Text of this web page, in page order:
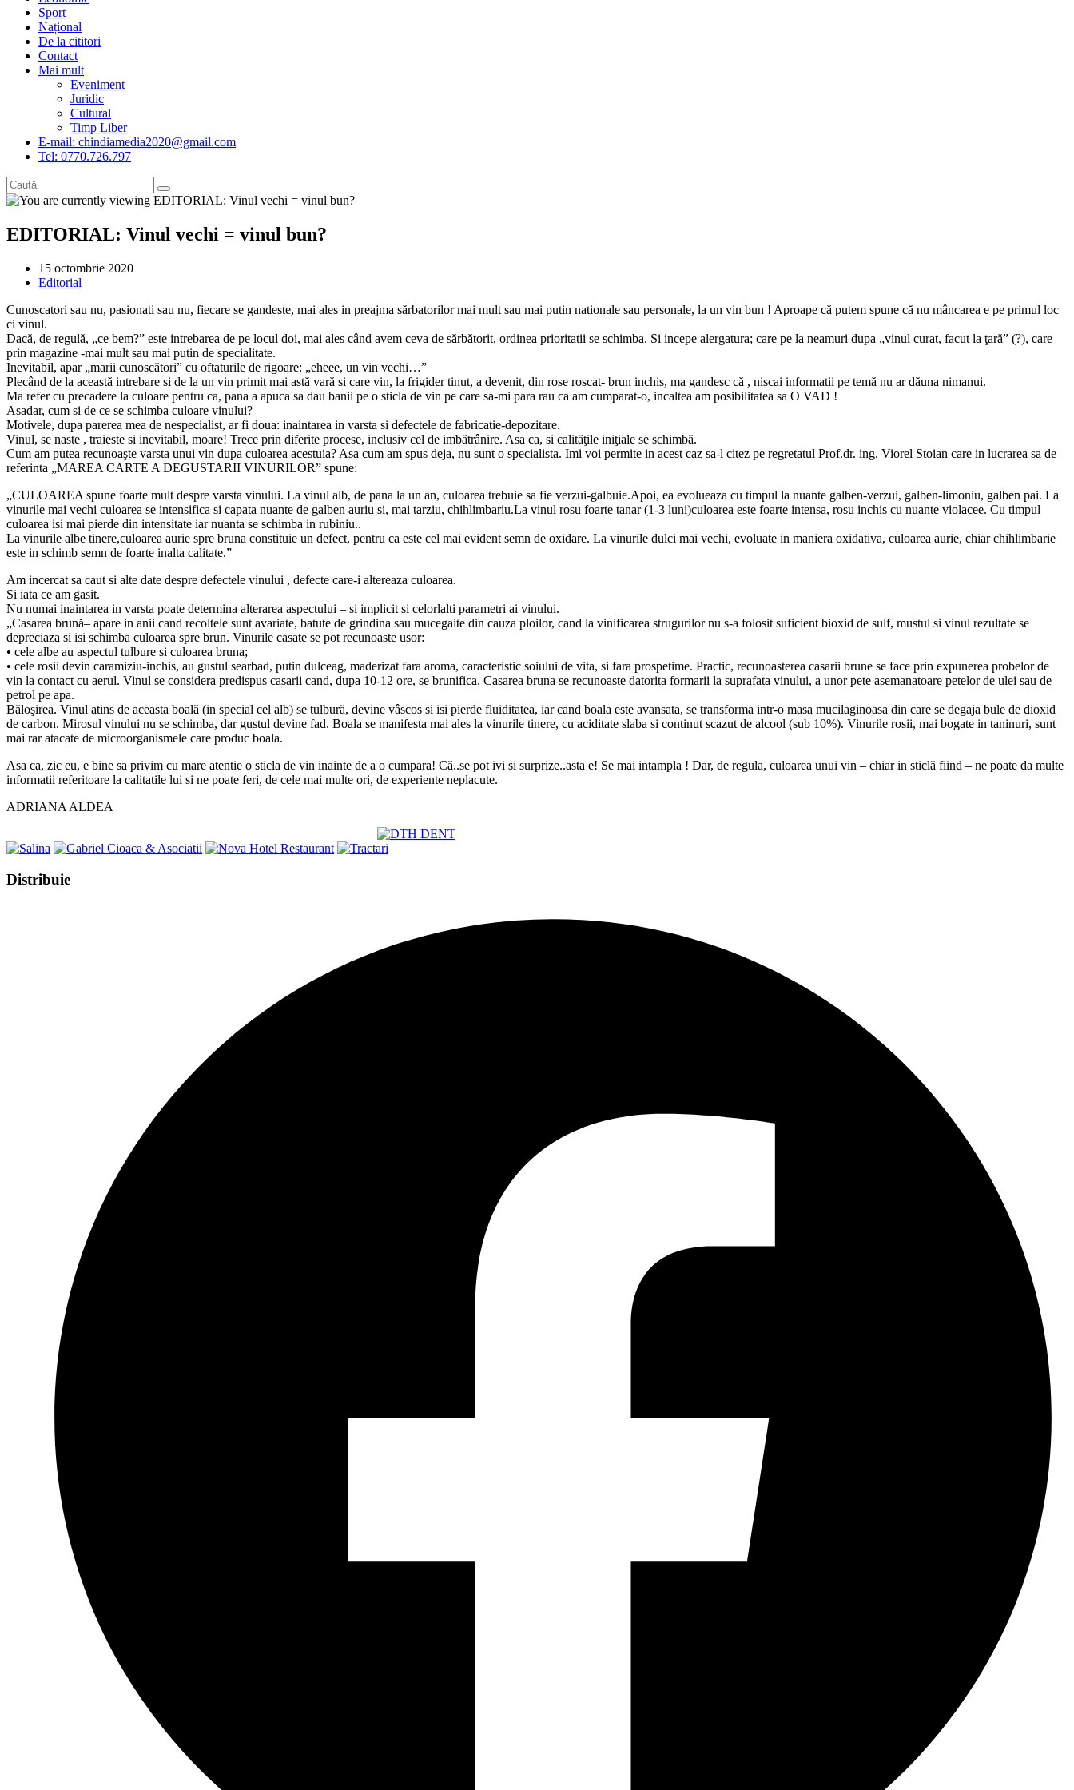
Sport
Național
De la cititori
Contact
Mai mult
Eveniment
Juridic
Cultural
Timp Liber
E-mail: chindiamedia2020@gmail.com
Tel: 0770.726.797
EDITORIAL: Vinul vechi = vinul bun?
Post
published:
15 octombrie 2020
Post
Editorial
Cunoscatori sau nu, pasionati sau nu, fiecare se gandeste, mai ales in preajma sărbatorilor mai mult sau mai putin nationale sau personale, la un vin bun ! Aproape că putem spune că nu mâncarea e pe primul loc
ci vinul.
Dacă, de regulă, „ce bem?” este intrebarea de pe locul doi, mai ales când avem ceva de sărbătorit, ordinea prioritatii se schimba. Si incepe alergatura; care pe la neamuri dupa „vinul curat, facut la ţară” (?), care
prin magazine -mai mult sau mai putin de specialitate.
Inevitabil, apar „marii cunoscători” cu oftaturile de rigoare: „eheee, un vin vechi…”
Plecând de la această intrebare si de la un vin primit mai astă vară si care vin, la frigider tinut, a devenit, din rose roscat- brun inchis, ma gandesc că , niscai informatii pe temă nu ar dăuna nimanui.
Ma refer cu precadere la culoare pentru ca, pana a apuca sa dau banii pe o sticla de vin pe care sa-mi para rau ca am cumparat-o, incaltea am posibilitatea sa O VAD !
Asadar, cum si de ce se schimba culoare vinului?
Motivele, dupa parerea mea de nespecialist, ar fi doua: inaintarea in varsta si defectele de fabricatie-depozitare.
Vinul, se naste , traieste si inevitabil, moare! Trece prin diferite procese, inclusiv cel de imbătrânire. Asa ca, si calităţile iniţiale se schimbă.
Cum am putea recunoaşte varsta unui vin dupa culoarea acestuia? Asa cum am spus deja, nu sunt o specialista. Imi voi permite in acest caz sa-l citez pe regretatul Prof.dr. ing. Viorel Stoian care in lucrarea sa de
referinta „MAREA CARTE A DEGUSTARII VINURILOR” spune:
„CULOAREA spune foarte mult despre varsta vinului. La vinul alb, de pana la un an, culoarea trebuie sa fie verzui-galbuie.Apoi, ea evolueaza cu timpul la nuante galben-verzui, galben-limoniu, galben pai. La
vinurile mai vechi culoarea se intensifica si capata nuante de galben auriu si, mai tarziu, chihlimbariu.La vinul rosu foarte tanar (1-3 luni)culoarea este foarte intensa, rosu inchis cu nuante violacee. Cu timpul
culoarea isi mai pierde din intensitate iar nuanta se schimba in rubiniu..
La vinurile albe tinere,culoarea aurie spre bruna constituie un defect, pentru ca este cel mai evident semn de oxidare. La vinurile dulci mai vechi, evoluate in maniera oxidativa, culoarea aurie, chiar chihlimbarie
este in schimb semn de foarte inalta calitate.”
Am incercat sa caut si alte date despre defectele vinului , defecte care-i altereaza culoarea.
Si iata ce am gasit.
Nu numai inaintarea in varsta poate determina alterarea aspectului – si implicit si celorlalti parametri ai vinului.
„Casarea brună– apare in anii cand recoltele sunt avariate, batute de grindina sau mucegaite din cauza ploilor, cand la vinificarea strugurilor nu s-a folosit suficient bioxid de sulf, mustul si vinul rezultate se
depreciaza si isi schimba culoarea spre brun. Vinurile casate se pot recunoaste usor:
• cele albe au aspectul tulbure si culoarea bruna;
• cele rosii devin caramiziu-inchis, au gustul searbad, putin dulceag, maderizat fara aroma, caracteristic soiului de vita, si fara prospetime. Practic, recunoasterea casarii brune se face prin expunerea probelor de
vin la contact cu aerul. Vinul se considera predispus casarii cand, dupa 10-12 ore, se brunifica. Casarea bruna se recunoaste datorita formarii la suprafata vinului, a unor pete asemanatoare petelor de ulei sau de
petrol pe apa.
Băloşirea. Vinul atins de aceasta boală (in special cel alb) se tulbură, devine vâscos si isi pierde fluiditatea, iar cand boala este avansata, se transforma intr-o masa mucilaginoasa din care se degaja bule de dioxid
de carbon. Mirosul vinului nu se schimba, dar gustul devine fad. Boala se manifesta mai ales la vinurile tinere, cu aciditate slaba si continut scazut de alcool (sub 10%). Vinurile rosii, mai bogate in taninuri, sunt
mai rar atacate de microorganismele care produc boala.
Asa ca, zic eu, e bine sa privim cu mare atentie o sticla de vin inainte de a o cumpara! Că..se pot ivi si surprize..asta e! Se mai intampla ! Dar, de regula, culoarea unui vin – chiar in sticlă fiind – ne poate da multe
informatii referitoare la calitatile lui si ne poate feri, de cele mai multe ori, de experiente neplacute.
ADRIANA ALDEA
DistribuieShare